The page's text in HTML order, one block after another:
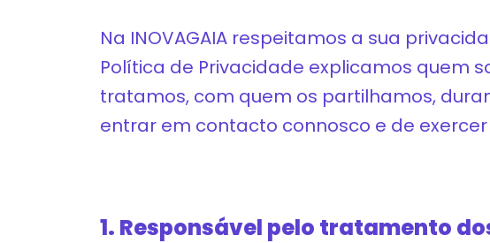
Na INOVAGAIA respeitamos a sua
Política de Privacidade explicamos quem
tratamos, com quem os partilhamos,
entrar em contacto connosco e de exercer
1. Responsável pelo tratamento